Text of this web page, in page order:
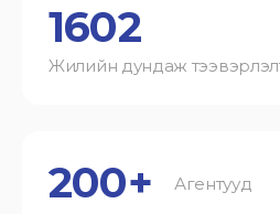
1602
Жилийн дундаж
200+ Агентууд